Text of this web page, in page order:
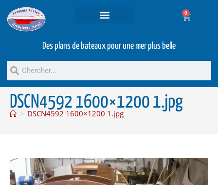
0
Des plans de bateaux pour une mer plus belle
DSCN4592 1600×1200 1.jpg
> DSCN4592 1600×1200 1.jpg